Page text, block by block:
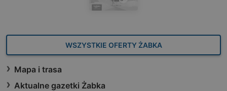
WSZYSTKIE OFERTY ŻABKA
Mapa i trasa
Aktualne gazetki Żabka